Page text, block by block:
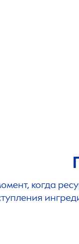
когда